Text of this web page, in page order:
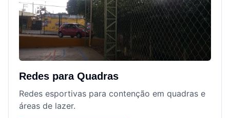
Redes para Quadras
Redes esportivas para contenção em quadras e
áreas de lazer.